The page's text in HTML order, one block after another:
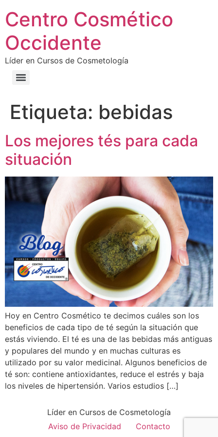
Centro Cosmético
Occidente
Líder en Cursos de Cosmetología
Etiqueta: bebidas
Los mejores tés para cada
situación
Hoy en Centro Cosmético te decimos cuáles son los
beneficios de cada tipo de té según la situación que
estás viviendo. El té es una de las bebidas más antiguas
y populares del mundo y en muchas culturas es
utilizado por su valor medicinal. Algunos beneficios de
té son: contiene antioxidantes, reduce el estrés y baja
los niveles de hipertensión. Varios estudios […]
Líder en Cursos de Cosmetología
Aviso de Privacidad
Contacto